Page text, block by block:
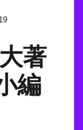
著
編